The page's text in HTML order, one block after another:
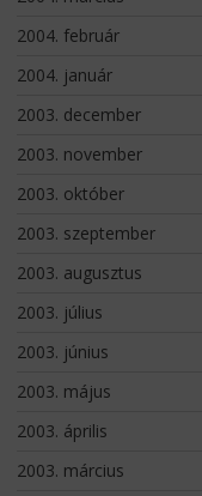
2004. február
2004. január
2003. december
2003. november
2003. október
2003. szeptember
2003. augusztus
2003. július
2003. június
2003. május
2003. április
2003. március